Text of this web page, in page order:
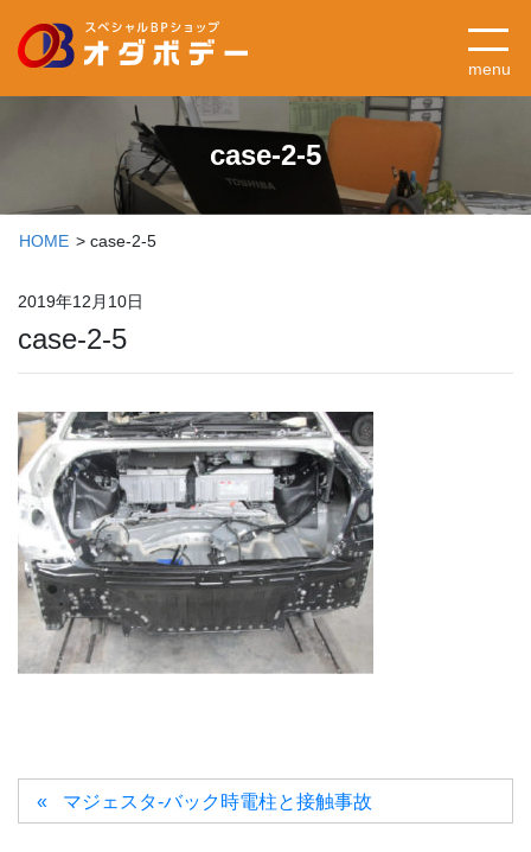
menu
case-2-5
HOME case-2-5
2019年12月10日
case-2-5
マジェスタ-バック時電柱と接触事故